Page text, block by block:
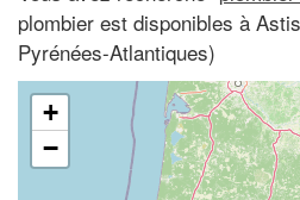
plombier est disponibles à
Pyrénées-Atlantiques)
+
−